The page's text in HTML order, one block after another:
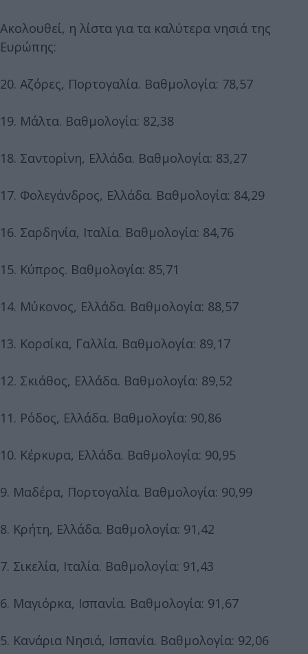
Ακολουθεί, η λίστα για τα καλύτερα νησιά της
Ευρώπης:
20. Αζόρες, Πορτογαλία. Βαθμολογία: 78,57
19. Μάλτα. Βαθμολογία: 82,38
18. Σαντορίνη, Ελλάδα. Βαθμολογία: 83,27
17. Φολεγάνδρος, Ελλάδα. Βαθμολογία: 84,29
16. Σαρδηνία, Ιταλία. Βαθμολογία: 84,76
15. Κύπρος. Βαθμολογία: 85,71
14. Μύκονος, Ελλάδα. Βαθμολογία: 88,57
13. Κορσίκα, Γαλλία. Βαθμολογία: 89,17
12. Σκιάθος, Ελλάδα. Βαθμολογία: 89,52
11. Ρόδος, Ελλάδα. Βαθμολογία: 90,86
10. Κέρκυρα, Ελλάδα. Βαθμολογία: 90,95
9. Μαδέρα, Πορτογαλία. Βαθμολογία: 90,99
8. Κρήτη, Ελλάδα. Βαθμολογία: 91,42
7. Σικελία, Ιταλία. Βαθμολογία: 91,43
6. Μαγιόρκα, Ισπανία. Βαθμολογία: 91,67
5. Κανάρια Νησιά, Ισπανία. Βαθμολογία: 92,06